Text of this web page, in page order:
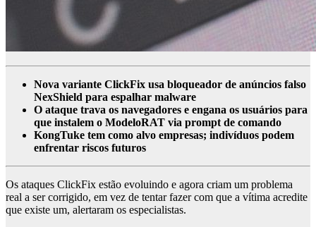
Nova variante ClickFix usa bloqueador de anúncios falso
NexShield para espalhar malware
O ataque trava os navegadores e engana os usuários para
que instalem o ModeloRAT via prompt de comando
KongTuke tem como alvo empresas; indivíduos podem
enfrentar riscos futuros
Os ataques ClickFix estão evoluindo e agora criam um problema
real a ser corrigido, em vez de tentar fazer com que a vítima acredite
que existe um, alertaram os especialistas.